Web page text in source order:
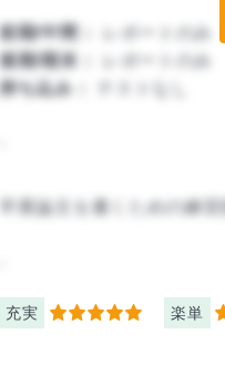
前期/中間：
レポートのみ
後期/期末：
レポートのみ
持ち込み：
卒業論文を書くための練
充実 5 楽単 3